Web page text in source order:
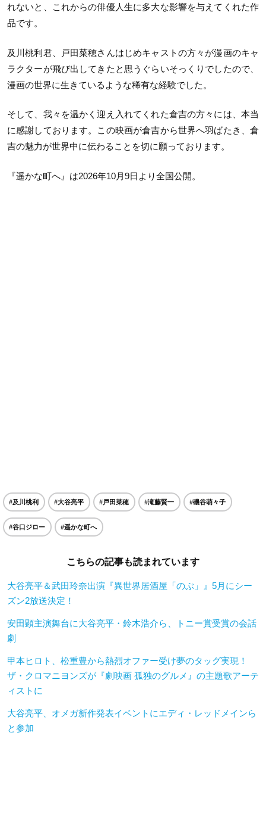
れないと、これからの俳優人生に多大な影響を与えてくれた作
品です。
及川桃利君、戸田菜穂さんはじめキャストの方々が漫画のキャ
ラクターが飛び出してきたと思うぐらいそっくりでしたので、
漫画の世界に生きているような稀有な経験でした。
そして、我々を温かく迎え入れてくれた倉吉の方々には、本当
に感謝しております。この映画が倉吉から世界へ羽ばたき、倉
吉の魅力が世界中に伝わることを切に願っております。
『遥かな町へ』は2026年10月9日より全国公開。
#及川桃利 #大谷亮平 #戸田菜穂 #滝藤賢一 #磯谷萌々子
#谷口ジロー #遥かな町へ
こちらの記事も読まれています
大谷亮平＆武田玲奈出演『異世界居酒屋「のぶ」』5月にシー
ズン2放送決定！
安田顕主演舞台に大谷亮平・鈴木浩介ら、トニー賞受賞の会話
劇
甲本ヒロト、松重豊から熱烈オファー受け夢のタッグ実現！
ザ・クロマニヨンズが『劇映画 孤独のグルメ』の主題歌アーテ
ィストに
大谷亮平、オメガ新作発表イベントにエディ・レッドメインら
と参加